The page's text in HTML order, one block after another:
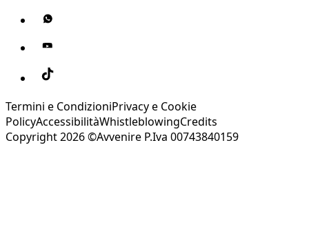
Termini e CondizioniPrivacy e Cookie
PolicyAccessibilitàWhistleblowingCredits
Copyright 2026 ©Avvenire P.Iva 00743840159